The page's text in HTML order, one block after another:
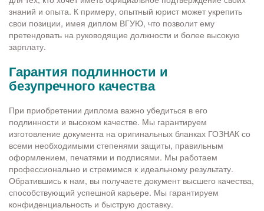
знаний и опыта. К примеру, опытный юрист может укрепить
свои позиции, имея диплом ВГУЮ, что позволит ему
претендовать на руководящие должности и более высокую
зарплату.
Гарантия подлинности и
безупречного качества
При приобретении диплома важно убедиться в его
подлинности и высоком качестве. Мы гарантируем
изготовление документа на оригинальных бланках ГОЗНАК со
всеми необходимыми степенями защиты, правильным
оформлением, печатями и подписями. Мы работаем
профессионально и стремимся к идеальному результату.
Обратившись к нам, вы получаете документ высшего качества,
способствующий успешной карьере. Мы гарантируем
конфиденциальность и быструю доставку.